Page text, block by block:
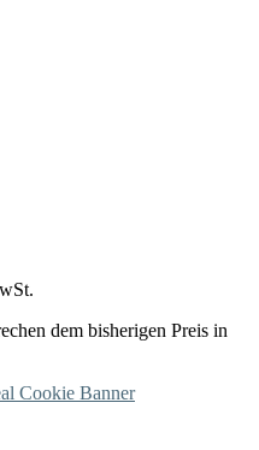
dem bisherigen Preis in
Cookie Banner